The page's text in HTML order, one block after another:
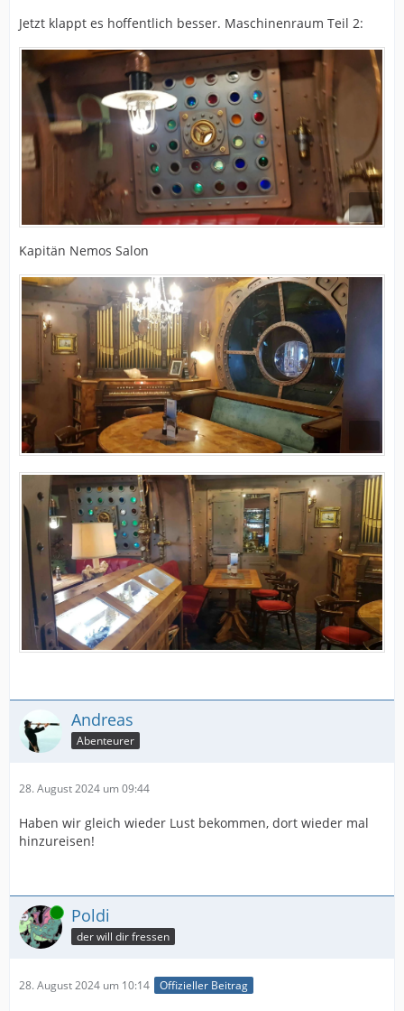
Jetzt klappt es hoffentlich besser. Maschinenraum Teil 2:
Kapitän Nemos Salon
Andreas
Abenteurer
28. August 2024 um 09:44
Haben wir gleich wieder Lust bekommen, dort wieder mal
hinzureisen!
Online Poldi
der will dir fressen
28. August 2024 um 10:14 Offizieller Beitrag